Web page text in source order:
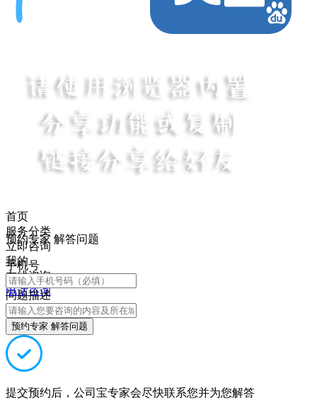
首页
服务分类
立即咨询
我的
在线咨询
电话咨询
预约专家 解答问题
手机号
问题描述
预约专家 解答问题
提交预约后，公司宝专家会尽快联系您并为您解答